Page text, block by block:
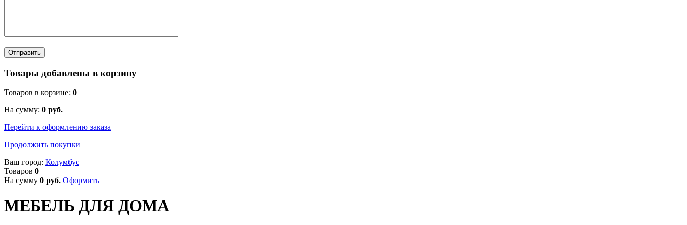
Товары добавлены в корзину
Товаров в корзине: 0
На сумму: 0 руб.
Перейти к оформлению заказа
Продолжить покупки
Ваш город: Колумбус
Товаров 0
На сумму 0 руб. Оформить
МЕБЕЛЬ ДЛЯ ДОМА